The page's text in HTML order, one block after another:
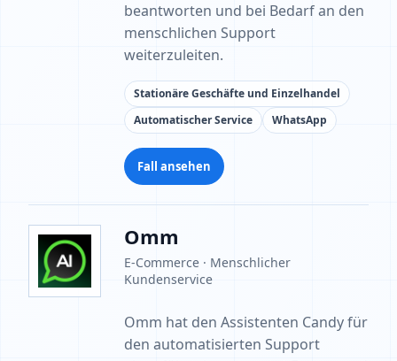
beantworten und bei Bedarf an den
menschlichen Support
weiterzuleiten.
Stationäre Geschäfte und Einzelhandel
Automatischer Service
WhatsApp
Fall ansehen
Omm
E-Commerce · Menschlicher
Kundenservice
Omm hat den Assistenten Candy für
den automatisierten Support